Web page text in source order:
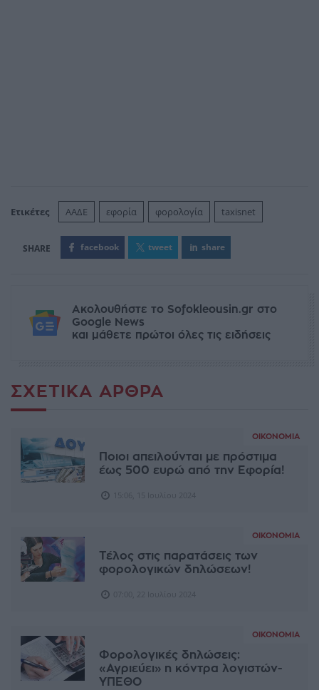
Ετικέτες ΑΑΔΕ εφορία φορολογία taxisnet
facebook tweet share
Ακολουθήστε το Sofokleousin.gr στο
Google News
και μάθετε πρώτοι όλες τις ειδήσεις
ΣΧΕΤΙΚΆ ΆΡΘΡΑ
ΟΙΚΟΝΟΜΊΑ
Ποιοι απειλούνται με πρόστιμα
έως 500 ευρώ από την Εφορία!
ΟΙΚΟΝΟΜΊΑ
Τέλος στις παρατάσεις των
φορολογικών δηλώσεων!
ΟΙΚΟΝΟΜΊΑ
Φορολογικές δηλώσεις:
«Αγριεύει» η κόντρα λογιστών-
ΥΠΕΘΟ